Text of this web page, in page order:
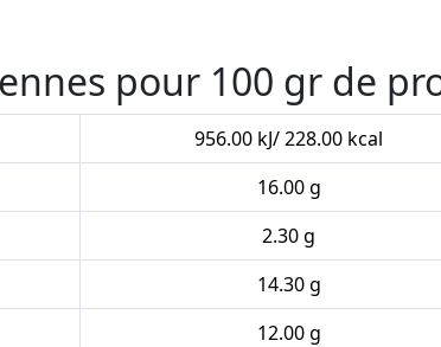
pour 100 gr de
956.00 kJ/ 228.00 kcal
16.00 g
2.30 g
14.30 g
12.00 g